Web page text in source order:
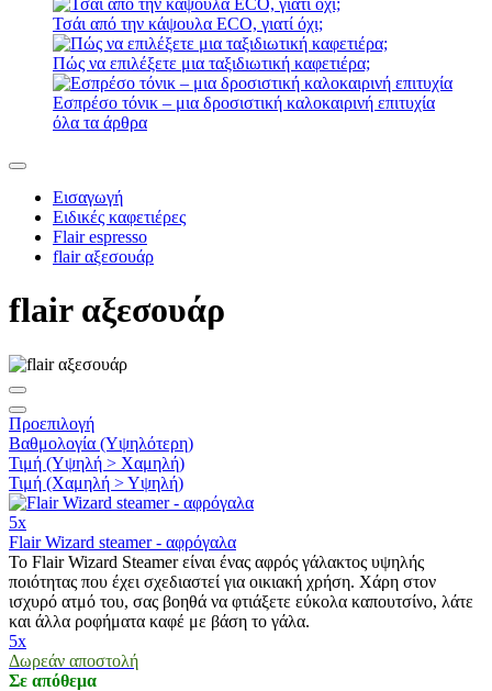
Τσάι από την κάψουλα ECO, γιατί όχι;
Πώς να επιλέξετε μια ταξιδιωτική καφετιέρα;
Εσπρέσο τόνικ – μια δροσιστική καλοκαιρινή επιτυχία
όλα τα άρθρα
Εισαγωγή
Ειδικές καφετιέρες
Flair espresso
flair αξεσουάρ
flair αξεσουάρ
Προεπιλογή
Βαθμολογία (Υψηλότερη)
Τιμή (Υψηλή > Χαμηλή)
Τιμή (Χαμηλή > Υψηλή)
5x
Flair Wizard steamer - αφρόγαλα
Το Flair Wizard Steamer είναι ένας αφρός γάλακτος υψηλής
ποιότητας που έχει σχεδιαστεί για οικιακή χρήση. Χάρη στον
ισχυρό ατμό του, σας βοηθά να φτιάξετε εύκολα καπουτσίνο, λάτε
και άλλα ροφήματα καφέ με βάση το γάλα.
5x
Δωρεάν αποστολή
Σε απόθεμα